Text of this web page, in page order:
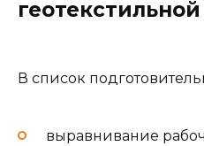
В список
выравнивание